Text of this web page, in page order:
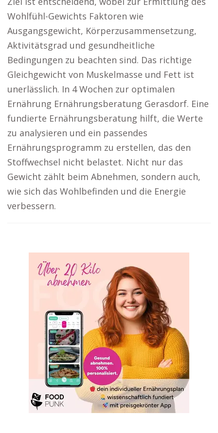
Wohlfühl-Gewichts Faktoren wie
Ausgangsgewicht, Körperzusammensetzung,
Aktivitätsgrad und gesundheitliche
Bedingungen zu beachten sind. Das richtige
Gleichgewicht von Muskelmasse und Fett ist
unerlässlich. In 4 Wochen zur optimalen
Ernährung Ernährungsberatung Gerasdorf. Eine
fundierte Ernährungsberatung hilft, die Werte
zu analysieren und ein passendes
Ernährungsprogramm zu erstellen, das den
Stoffwechsel nicht belastet. Nicht nur das
Gewicht zählt beim Abnehmen, sondern auch,
wie sich das Wohlbefinden und die Energie
verbessern.